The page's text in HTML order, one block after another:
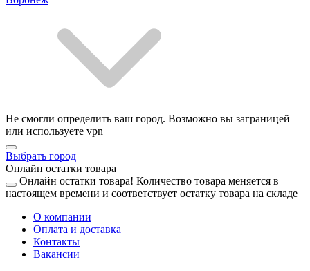
Не смогли определить ваш город. Возможно вы заграницей
или используете vpn
Выбрать город
Онлайн остатки товара
Онлайн остатки товара! Количество товара меняется в
настоящем времени и соответствует остатку товара на складе
О компании
Оплата и доставка
Контакты
Вакансии